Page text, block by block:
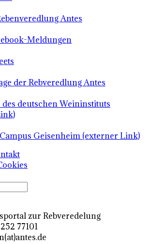
Antes
Meldungen
der Rebveredlung Antes
deutschen Weininstituts
Geisenheim (externer Link)
zur Rebveredelung
77101